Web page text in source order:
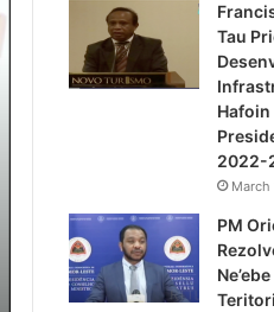
Lei
Kaptura
Tau
Hafoin
2022-
March
PM